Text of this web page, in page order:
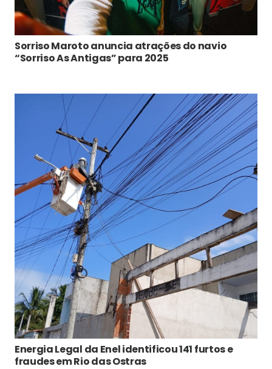
Sorriso Maroto anuncia atrações do navio
“Sorriso As Antigas” para 2025
Energia Legal da Enel identificou 141 furtos e
fraudes em Rio das Ostras